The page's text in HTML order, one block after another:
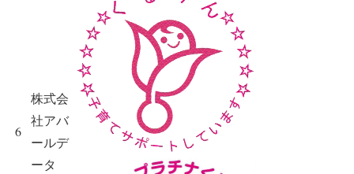
6
株式会
社アバ
ールデ
ータ